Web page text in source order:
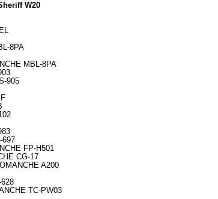
W20
8PA
MBL-8PA
905
697
FP-H501
CG-17
A200
TC-PW03